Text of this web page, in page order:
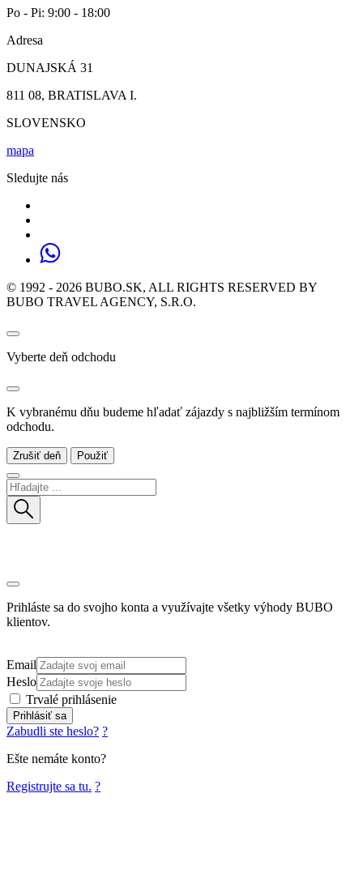
Po - Pi: 9:00 - 18:00
Adresa
DUNAJSKÁ 31
811 08, BRATISLAVA I.
SLOVENSKO
mapa
Sledujte nás
© 1992 - 2026 BUBO.SK, ALL RIGHTS RESERVED BY
BUBO TRAVEL AGENCY, S.R.O.
Vyberte deň odchodu
K vybranému dňu budeme hľadať zájazdy s najbližším termínom
odchodu.
Zrušiť deň Použiť
Prihláste sa do svojho konta a využívajte všetky výhody BUBO
klientov.
Email
Heslo
Trvalé prihlásenie
Prihlásiť sa
Zabudli ste heslo? ?
Ešte nemáte konto?
Registrujte sa tu. ?